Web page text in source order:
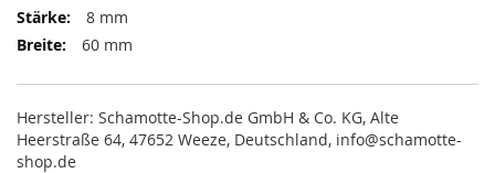
8 mm
60 mm
Hersteller: Schamotte-Shop.de GmbH & Co. KG, Alte
Heerstraße 64, 47652 Weeze, Deutschland, info@schamotte-
shop.de